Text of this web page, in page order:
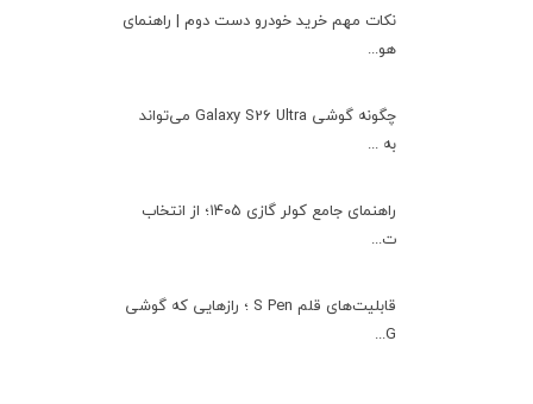
نکات مهم خرید خودرو دست دوم | راهنمای
هو...
چگونه گوشی Galaxy S26 Ultra می‌تواند
به ...
راهنمای جامع کولر گازی ۱۴۰۵؛ از انتخاب
ت...
قابلیت‌های قلم S Pen ؛ رازهایی که گوشی
G...